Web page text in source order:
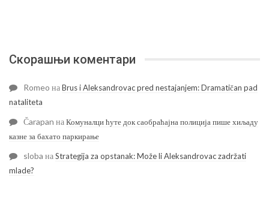
Скорашњи коментари
Romeo наBrus i Aleksandrovac pred nestajanjem: Dramatičan pad
nataliteta
Čarapan наКомуналци ћуте док саобраћајна полиција пише хиљаду
казне за бахато паркирање
sloba наStrategija za opstanak: Može li Aleksandrovac zadržati
mlade?